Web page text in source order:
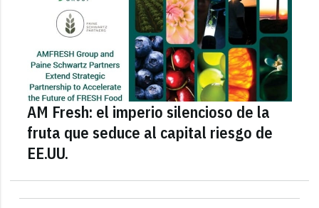
AM Fresh: el imperio silencioso de la
fruta que seduce al capital riesgo de
EE.UU.